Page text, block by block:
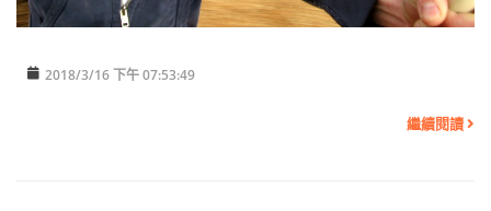
2018/3/16 下午 07:53:49
繼續閱讀